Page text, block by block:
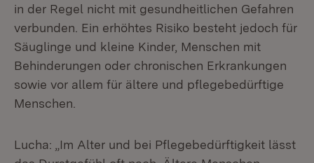
in der Regel nicht mit gesundheitlichen Gefahren
verbunden. Ein erhöhtes Risiko besteht jedoch für
Säuglinge und kleine Kinder, Menschen mit
Behinderungen oder chronischen Erkrankungen
sowie vor allem für ältere und pflegebedürftige
Menschen.
Lucha: „Im Alter und bei Pflegebedürftigkeit lässt